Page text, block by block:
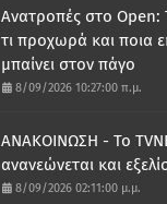
Ανατροπές στο Open:
τι προχωρά και ποια
μπαίνει στον πάγο
8/09/2026 10:27:00 π.μ.
ΑΝΑΚΟΙΝΩΣΗ - Το
ανανεώνεται και
8/09/2026 02:11:00 μ.μ.